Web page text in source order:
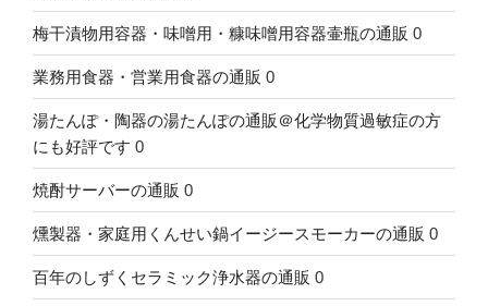
梅干漬物用容器・味噌用・糠味噌用容器壷瓶の通販 0
業務用食器・営業用食器の通販 0
湯たんぽ・陶器の湯たんぽの通販＠化学物質過敏症の方
にも好評です 0
焼酎サーバーの通販 0
燻製器・家庭用くんせい鍋イージースモーカーの通販 0
百年のしずくセラミック浄水器の通販 0